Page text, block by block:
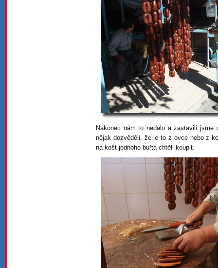
Nakonec nám to nedalo a zastavili
nějak dozvěděli, že je to z ovce nebo z
na košt jednoho buřta chtěli koupit.